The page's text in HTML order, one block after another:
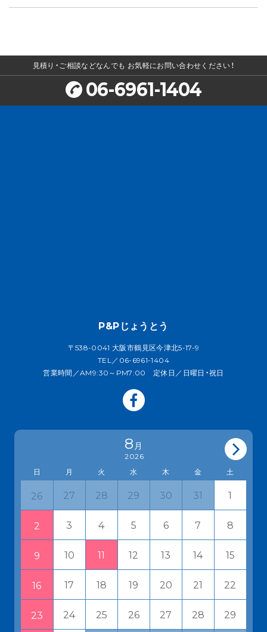
見積り・ご相談などなんでも お気軽にお問い合わせください！
06-6961-1404
P&Pじょうとう
〒538-0041 大阪市鶴見区今津北5-17-9
TEL／06-6961-1404
営業時間／AM9:30～PM7:00 定休日／日曜日・祝日
8 月
2026
日
月 火 水 木 金 土
26 27 28 29 30 31 1
2 3 4 5 6 7 8
9 10 11 12 13 14 15
16 17 18 19 20 21 22
23 24 25 26 27 28 29